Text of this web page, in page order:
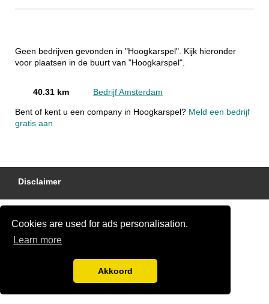
Cookies are used for ads personalisation.
Learn more
Akkoord
Geen bedrijven gevonden in "Hoogkarspel". Kijk hieronder
voor plaatsen in de buurt van "Hoogkarspel".
40.31 km Bedrijf Amsterdam
Bent of kent u een company in Hoogkarspel? Meld een bedrijf
gratis aan
Disclaimer